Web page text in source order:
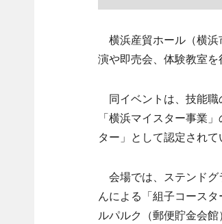
横浜産貿ホール（横浜
演や即売会、体験教室を
同イベントは、技能職
「横浜マイスター事業
ター」として認定されて
会場では、ステンドグ
んによる「組子コース
ルパルク（郵便貯金会